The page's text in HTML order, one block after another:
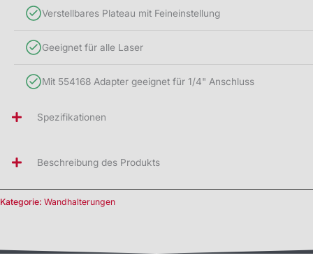
Verstellbares Plateau mit Feineinstellung
Geeignet für alle Laser
Mit 554168 Adapter geeignet für 1/4" Anschluss
Spezifikationen
Beschreibung des Produkts
Kategorie: Wandhalterungen